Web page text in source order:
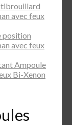
avec feux
position
avec feux
Ampoule
Bi-Xenon